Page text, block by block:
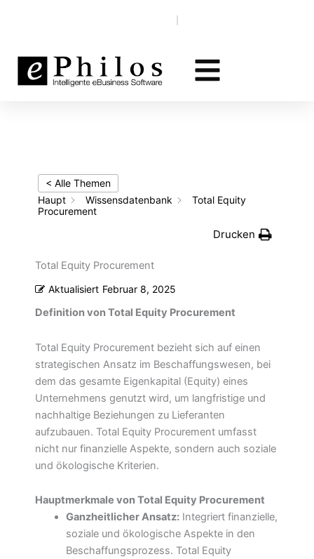
< Alle Themen
Haupt
Wissensdatenbank
Total Equity
Procurement
Drucken
Total Equity Procurement
Aktualisiert Februar 8, 2025
Definition von Total Equity Procurement
Total Equity Procurement bezieht sich auf einen
strategischen Ansatz im Beschaffungswesen, bei
dem das gesamte Eigenkapital (Equity) eines
Unternehmens genutzt wird, um langfristige und
nachhaltige Beziehungen zu Lieferanten
aufzubauen. Total Equity Procurement umfasst
nicht nur finanzielle Aspekte, sondern auch soziale
und ökologische Kriterien.
Hauptmerkmale von Total Equity Procurement
Ganzheitlicher Ansatz:Integriert finanzielle,
soziale und ökologische Aspekte in den
Beschaffungsprozess. Total Equity